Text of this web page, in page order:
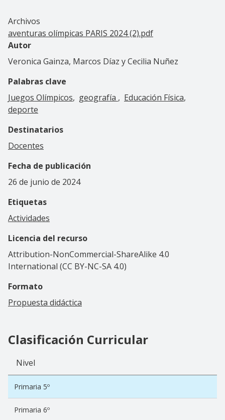
Archivos
aventuras olímpicas PARIS 2024 (2).pdf
Autor
Veronica Gainza, Marcos Díaz y Cecilia Nuñez
Palabras clave
Juegos Olímpicos
geografía
Educación Física
deporte
Destinatarios
Docentes
Fecha de publicación
26 de junio de 2024
Etiquetas
Actividades
Licencia del recurso
Attribution-NonCommercial-ShareAlike 4.0
International (CC BY-NC-SA 4.0)
Formato
Propuesta didáctica
Clasificación Curricular
Nivel
Primaria 5º
Primaria 6º